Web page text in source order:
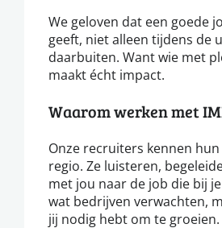
We geloven dat een goede
geeft, niet alleen tijdens de
daarbuiten. Want wie met
maakt écht impact.
Waarom werken met
Onze recruiters kennen hun
regio. Ze luisteren,
met jou naar de job die bij
wat bedrijven verwachten,
jij nodig hebt om te groeien.